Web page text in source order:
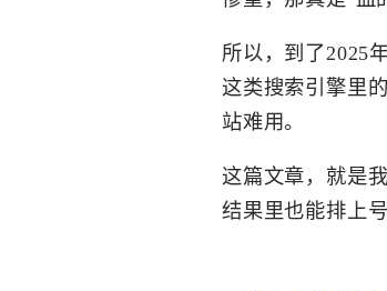
所以，到了2025
这类搜索引擎里
站难用。
这篇文章，就是
结果里也能排上